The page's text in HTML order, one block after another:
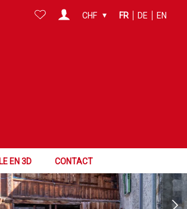
EN 3D CONTACT
CHF FR DE EN